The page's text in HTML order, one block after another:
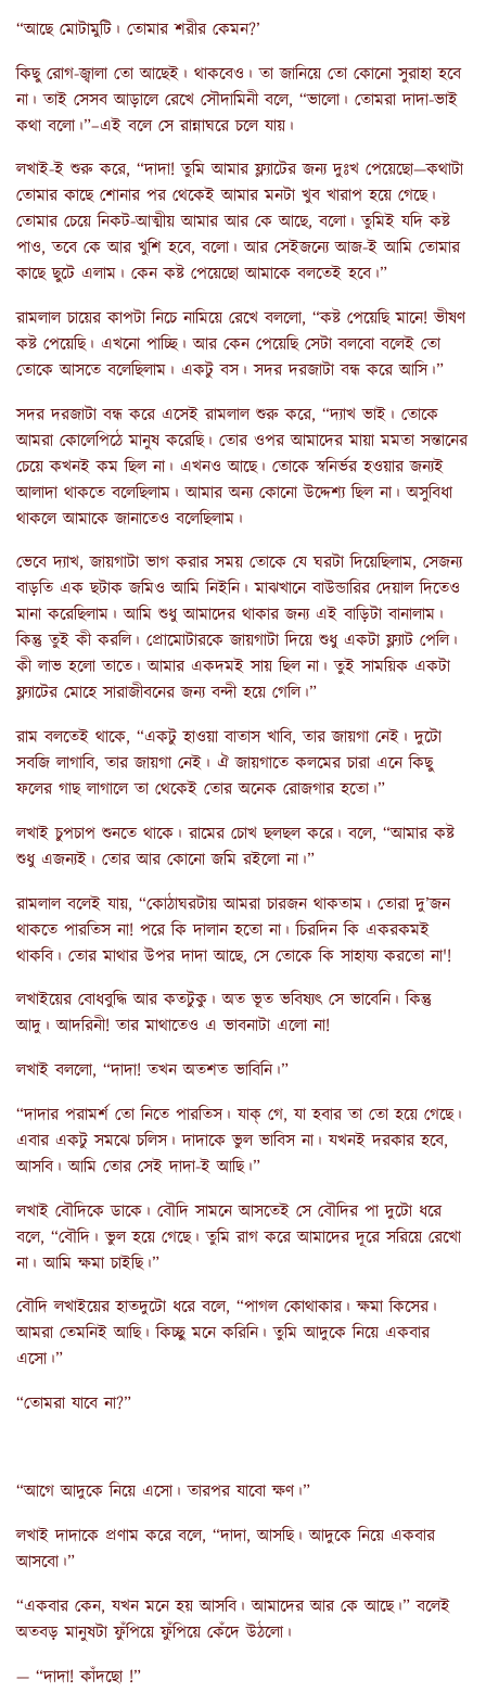
“আছে মোটামুটি। তোমার শরীর কেমন?’
কিছু রোগ-জ্বালা তো আছেই। থাকবেও। তা জানিয়ে তো কোনো সুরাহা হবে
না। তাই সেসব আড়ালে রেখে সৌদামিনী বলে, “ভালো। তোমরা দাদা-ভাই
কথা বলো।”–এই বলে সে রান্নাঘরে চলে যায়।
লখাই-ই শুরু করে, “দাদা! তুমি আমার ফ্ল্যাটের জন্য দুঃখ পেয়েছো—কথাটা
তোমার কাছে শোনার পর থেকেই আমার মনটা খুব খারাপ হয়ে গেছে।
তোমার চেয়ে নিকট-আত্মীয় আমার আর কে আছে, বলো। তুমিই যদি কষ্ট
পাও, তবে কে আর খুশি হবে, বলো। আর সেইজন্যে আজ-ই আমি তোমার
কাছে ছুটে এলাম। কেন কষ্ট পেয়েছো আমাকে বলতেই হবে।”
রামলাল চায়ের কাপটা নিচে নামিয়ে রেখে বললো, “কষ্ট পেয়েছি মানে! ভীষণ
কষ্ট পেয়েছি। এখনো পাচ্ছি। আর কেন পেয়েছি সেটা বলবো বলেই তো
তোকে আসতে বলেছিলাম। একটু বস। সদর দরজাটা বন্ধ করে আসি।”
সদর দরজাটা বন্ধ করে এসেই রামলাল শুরু করে, “দ্যাখ ভাই। তোকে
আমরা কোলেপিঠে মানুষ করেছি। তোর ওপর আমাদের মায়া মমতা সন্তানের
চেয়ে কখনই কম ছিল না। এখনও আছে। তোকে স্বনির্ভর হওয়ার জন্যই
আলাদা থাকতে বলেছিলাম। আমার অন্য কোনো উদ্দেশ্য ছিল না। অসুবিধা
থাকলে আমাকে জানাতেও বলেছিলাম।
ভেবে দ্যাখ, জায়গাটা ভাগ করার সময় তোকে যে ঘরটা দিয়েছিলাম, সেজন্য
বাড়তি এক ছটাক জমিও আমি নিইনি। মাঝখানে বাউন্ডারির দেয়াল দিতেও
মানা করেছিলাম। আমি শুধু আমাদের থাকার জন্য এই বাড়িটা বানালাম।
কিন্তু তুই কী করলি। প্রোমোটারকে জায়গাটা দিয়ে শুধু একটা ফ্ল্যাট পেলি।
কী লাভ হলো তাতে। আমার একদমই সায় ছিল না। তুই সাময়িক একটা
ফ্ল্যাটের মোহে সারাজীবনের জন্য বন্দী হয়ে গেলি।”
রাম বলতেই থাকে, “একটু হাওয়া বাতাস খাবি, তার জায়গা নেই। দুটো
সবজি লাগাবি, তার জায়গা নেই। ঐ জায়গাতে কলমের চারা এনে কিছু
ফলের গাছ লাগালে তা থেকেই তোর অনেক রোজগার হতো।”
লখাই চুপচাপ শুনতে থাকে। রামের চোখ ছলছল করে। বলে, “আমার কষ্ট
শুধু এজন্যই। তোর আর কোনো জমি রইলো না।”
রামলাল বলেই যায়, “কোঠাঘরটায় আমরা চারজন থাকতাম। তোরা দু’জন
থাকতে পারতিস না! পরে কি দালান হতো না। চিরদিন কি একরকমই
থাকবি। তোর মাথার উপর দাদা আছে, সে তোকে কি সাহায্য করতো না'!
লখাইয়ের বোধবুদ্ধি আর কতটুকু। অত ভূত ভবিষ্যৎ সে ভাবেনি। কিন্তু
আদু। আদরিনী! তার মাথাতেও এ ভাবনাটা এলো না!
লখাই বললো, “দাদা! তখন অতশত ভাবিনি।”
“দাদার পরামর্শ তো নিতে পারতিস। যাক্ গে, যা হবার তা তো হয়ে গেছে।
এবার একটু সমঝে চলিস। দাদাকে ভুল ভাবিস না। যখনই দরকার হবে,
আসবি। আমি তোর সেই দাদা-ই আছি।”
লখাই বৌদিকে ডাকে। বৌদি সামনে আসতেই সে বৌদির পা দুটো ধরে
বলে, “বৌদি। ভুল হয়ে গেছে। তুমি রাগ করে আমাদের দূরে সরিয়ে রেখো
না। আমি ক্ষমা চাইছি।”
বৌদি লখাইয়ের হাতদুটো ধরে বলে, “পাগল কোথাকার। ক্ষমা কিসের।
আমরা তেমনিই আছি। কিচ্ছু মনে করিনি। তুমি আদুকে নিয়ে একবার
এসো।”
“তোমরা যাবে না?”
“আগে আদুকে নিয়ে এসো। তারপর যাবো ক্ষণ।”
লখাই দাদাকে প্রণাম করে বলে, “দাদা, আসছি। আদুকে নিয়ে একবার
আসবো।”
“একবার কেন, যখন মনে হয় আসবি। আমাদের আর কে আছে।” বলেই
অতবড় মানুষটা ফুঁপিয়ে ফুঁপিয়ে কেঁদে উঠলো।
— “দাদা! কাঁদছো !”